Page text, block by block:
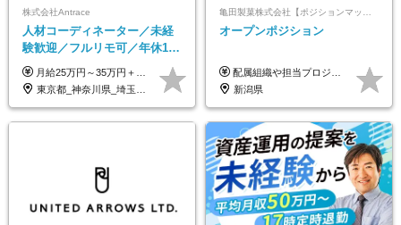
株式会社Antrace
人材コーディネーター／未経
験歓迎／フルリモ可／年休127
日／おしゃれ自由／海外研修
年10回／美容・サウナ割あり
月給25万円～35万円＋インセンティブ 未経験者：月給25万円～＋インセンティブ 経験者：月給35万円～＋インセンティブ （※経験者は営業経験5年以上の方を想定） ※経験・スキルなどを考慮のうえ、決定します ※時間外手当は別途全額支給します
東京都_神奈川県_埼玉県_千葉県_大阪府_愛知県_北海道_青森県_岩手県_宮城県_秋田県_山形県_福島県_茨城県_栃木県_群馬県_新潟県_山梨県_長野県_富山県_石川県_福井県_静岡県_岐阜県_三重県_兵庫県_京都府_滋賀県_奈良県_和歌山県_広島県_岡山県_鳥取県_島根県_山口県_徳島県_香川県_愛媛県_高知県_福岡県_熊本県_佐賀県_長崎県_大分県_宮崎県_鹿児島県_沖縄県
オープンポジション
配属組織や担当プロジェクトにより異なります。 想定年収：400万円～1000万円 ※ご経験やスキルに応じて決定します。 ※上記想定年収はあくまでも目安の金額であり、 選考を通じて上下する可能性があります。
新潟県